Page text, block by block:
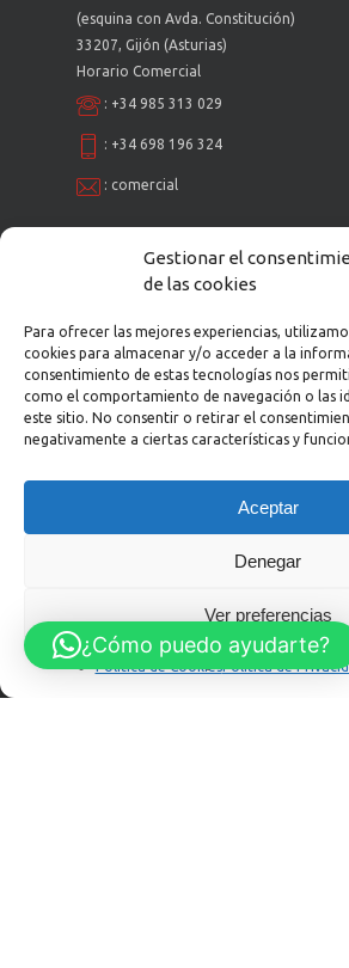
Gestionar el
de las cookies
Para ofrecer las mejores experiencias,
cookies para almacenar y/o acceder a la
consentimiento de estas tecnologías nos
como el comportamiento de navegación o las
este sitio. No consentir o retirar el
negativamente a ciertas características y
Aceptar
Denegar
Ver preferencias
Política de CookiesPolítica de
(esquina con Avda. Constitución)
33207, Gijón (Asturias)
Horario Comercial
: +34 985 313 029
: +34 698 196 324
: comercial
Taller Multimarca:
C/ Puerto Piedrafita, 1
(esquina con Avda. Constitución)
33207, Gijón (Asturias)
Horario: Ininterrumpido de 9 a 19h.
:+34 985 313 029
:taller
Aviso Legal
¿Cómo puedo ayudarte?